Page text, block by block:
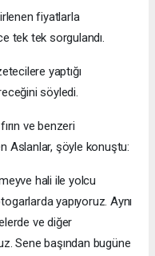
fiyatlarla
tek tek sorgulandı.
yaptığı
söyledi.
ve benzeri
Aslanlar, şöyle konuştu:
hali ile yolcu
yapıyoruz. Aynı
ve diğer
Sene başından bugüne